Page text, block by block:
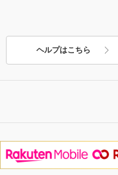
ヘルプはこちら